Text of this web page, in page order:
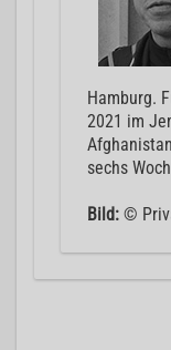
Hamburg.
2021 im
sechs
Bild: ©